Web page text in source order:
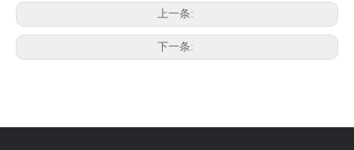
上一条:
下一条: